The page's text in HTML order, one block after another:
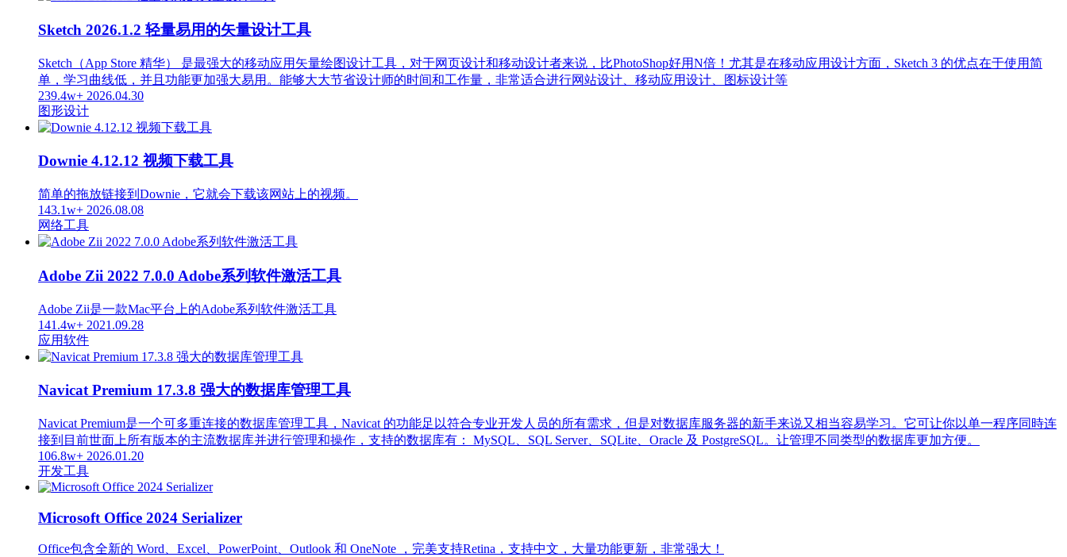
Sketch 2026.1.2 轻量易用的矢量设计工具
Sketch（App Store 精华） 是最强大的移动应用矢量绘图设计工具，对于网页设计和移动设计者来说，比PhotoShop好用N倍！尤其是在移动应用设计方面，Sketch 3 的优点在于使用简
单，学习曲线低，并且功能更加强大易用。能够大大节省设计师的时间和工作量，非常适合进行网站设计、移动应用设计、图标设计等
239.4w+ 2026.04.30
图形设计
Downie 4.12.12 视频下载工具
简单的拖放链接到Downie，它就会下载该网站上的视频。
143.1w+ 2026.08.08
网络工具
Adobe Zii 2022 7.0.0 Adobe系列软件激活工具
Adobe Zii是一款Mac平台上的Adobe系列软件激活工具
141.4w+ 2021.09.28
应用软件
Navicat Premium 17.3.8 强大的数据库管理工具
Navicat Premium是一个可多重连接的数据库管理工具，Navicat 的功能足以符合专业开发人员的所有需求，但是对数据库服务器的新手来说又相当容易学习。它可让你以单一程序同時连
接到目前世面上所有版本的主流数据库并进行管理和操作，支持的数据库有： MySQL、SQL Server、SQLite、Oracle 及 PostgreSQL。让管理不同类型的数据库更加方便。
106.8w+ 2026.01.20
开发工具
Microsoft Office 2024 Serializer
Office包含全新的 Word、Excel、PowerPoint、Outlook 和 OneNote ，完美支持Retina，支持中文，大量功能更新，非常强大！